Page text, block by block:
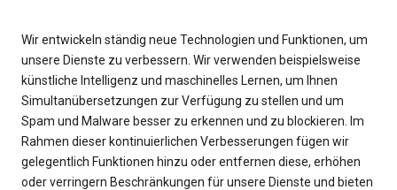
Wir entwickeln ständig neue Technologien und Funktionen, um
unsere Dienste zu verbessern. Wir verwenden beispielsweise
künstliche Intelligenz und maschinelles Lernen, um Ihnen
Simultanübersetzungen zur Verfügung zu stellen und um
Spam und Malware besser zu erkennen und zu blockieren. Im
Rahmen dieser kontinuierlichen Verbesserungen fügen wir
gelegentlich Funktionen hinzu oder entfernen diese, erhöhen
oder verringern Beschränkungen für unsere Dienste und bieten